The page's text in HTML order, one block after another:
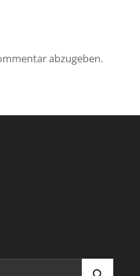
abzugeben.